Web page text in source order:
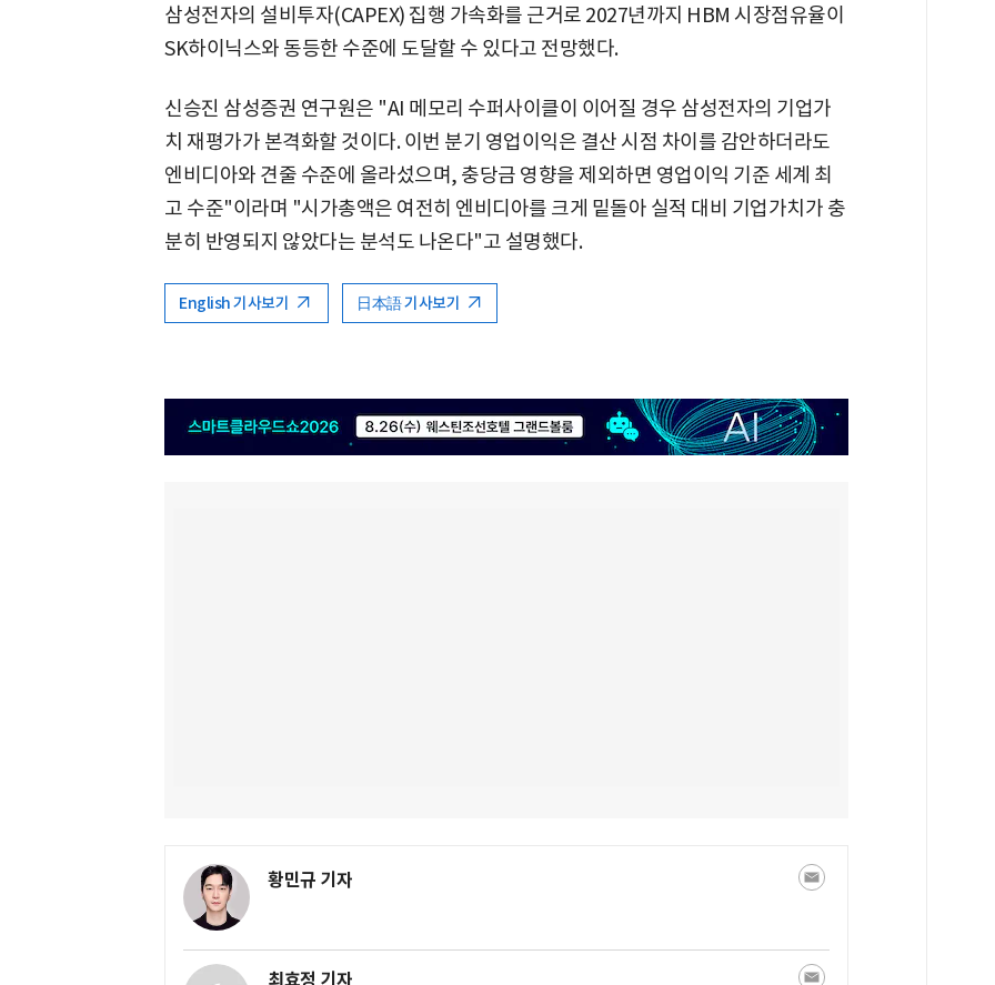
삼성전자의 설비투자(CAPEX) 집행 가속화를 근거로 2027년까지 HBM 시장점유율이
SK하이닉스와 동등한 수준에 도달할 수 있다고 전망했다.
신승진 삼성증권 연구원은 "AI 메모리 수퍼사이클이 이어질 경우 삼성전자의 기업가
치 재평가가 본격화할 것이다. 이번 분기 영업이익은 결산 시점 차이를 감안하더라도
엔비디아와 견줄 수준에 올라섰으며, 충당금 영향을 제외하면 영업이익 기준 세계 최
고 수준"이라며 "시가총액은 여전히 엔비디아를 크게 밑돌아 실적 대비 기업가치가 충
분히 반영되지 않았다는 분석도 나온다"고 설명했다.
English 기사보기 日本語 기사보기
황민규 기자
최효정 기자